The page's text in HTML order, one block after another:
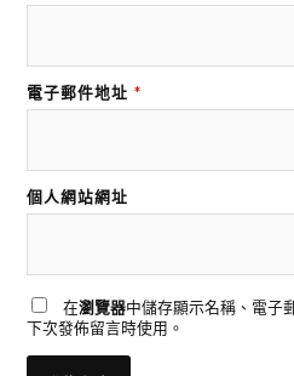
電子郵件地址 *
個人網站網址
在瀏覽器中儲存顯示名稱、電子
下次發佈留言時使用。